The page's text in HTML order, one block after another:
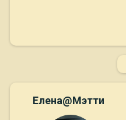
Елена@Мэтти